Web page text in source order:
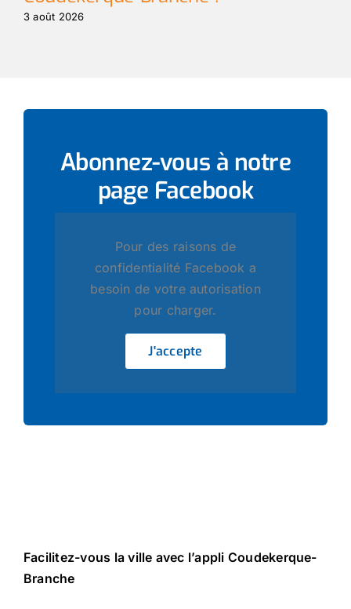
3 août 2026
Abonnez-vous à notre
page Facebook
Pour des raisons de
confidentialité Facebook a
besoin de votre autorisation
pour charger.
J'accepte
Facilitez-vous la ville avec l’appli Coudekerque-
Branche